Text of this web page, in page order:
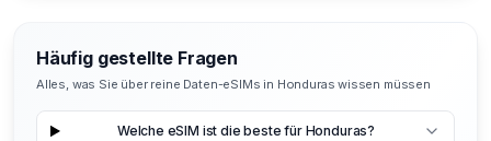
Häufig gestellte Fragen
Alles, was Sie über reine Daten-eSIMs in Honduras wissen müssen
Welche eSIM ist die beste für Honduras?